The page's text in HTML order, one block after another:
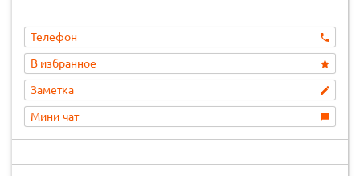
Телефон
В избранное
Заметка
Мини-чат